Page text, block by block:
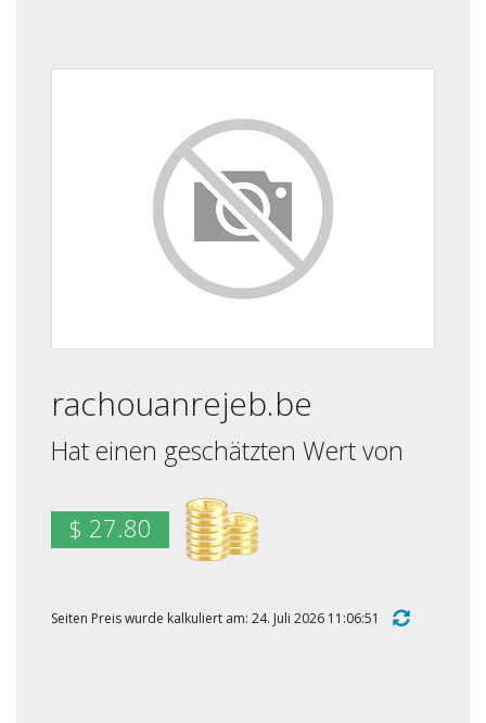
rachouanrejeb.be
Hat einen geschätzten Wert von
$ 27.80
Seiten Preis wurde kalkuliert am: 24. Juli 2026 11:06:51